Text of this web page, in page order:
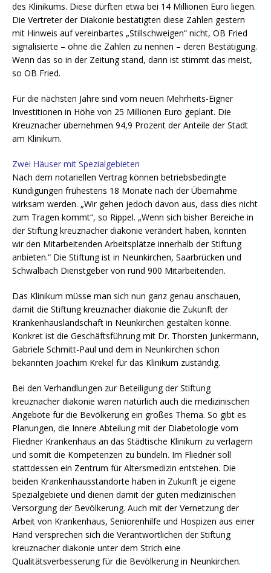
des Klinikums. Diese dürften etwa bei 14 Millionen Euro liegen.
Die Vertreter der Diakonie bestätigten diese Zahlen gestern
mit Hinweis auf vereinbartes „Stillschweigen“ nicht, OB Fried
signalisierte – ohne die Zahlen zu nennen – deren Bestätigung.
Wenn das so in der Zeitung stand, dann ist stimmt das meist,
so OB Fried.
Für die nächsten Jahre sind vom neuen Mehrheits-Eigner
Investitionen in Höhe von 25 Millionen Euro geplant. Die
Kreuznacher übernehmen 94,9 Prozent der Anteile der Stadt
am Klinikum.
Zwei Häuser mit Spezialgebieten
Nach dem notariellen Vertrag können betriebsbedingte
Kündigungen frühestens 18 Monate nach der Übernahme
wirksam werden. „Wir gehen jedoch davon aus, dass dies nicht
zum Tragen kommt“, so Rippel. „Wenn sich bisher Bereiche in
der Stiftung kreuznacher diakonie verändert haben, konnten
wir den Mitarbeitenden Arbeitsplätze innerhalb der Stiftung
anbieten.“ Die Stiftung ist in Neunkirchen, Saarbrücken und
Schwalbach Dienstgeber von rund 900 Mitarbeitenden.
Das Klinikum müsse man sich nun ganz genau anschauen,
damit die Stiftung kreuznacher diakonie die Zukunft der
Krankenhauslandschaft in Neunkirchen gestalten könne.
Konkret ist die Geschäftsführung mit Dr. Thorsten Junkermann,
Gabriele Schmitt-Paul und dem in Neunkirchen schon
bekannten Joachim Krekel für das Klinikum zuständig.
Bei den Verhandlungen zur Beteiligung der Stiftung
kreuznacher diakonie waren natürlich auch die medizinischen
Angebote für die Bevölkerung ein großes Thema. So gibt es
Planungen, die Innere Abteilung mit der Diabetologie vom
Fliedner Krankenhaus an das Städtische Klinikum zu verlagern
und somit die Kompetenzen zu bündeln. Im Fliedner soll
stattdessen ein Zentrum für Altersmedizin entstehen. Die
beiden Krankenhausstandorte haben in Zukunft je eigene
Spezialgebiete und dienen damit der guten medizinischen
Versorgung der Bevölkerung. Auch mit der Vernetzung der
Arbeit von Krankenhaus, Seniorenhilfe und Hospizen aus einer
Hand versprechen sich die Verantwortlichen der Stiftung
kreuznacher diakonie unter dem Strich eine
Qualitätsverbesserung für die Bevölkerung in Neunkirchen.